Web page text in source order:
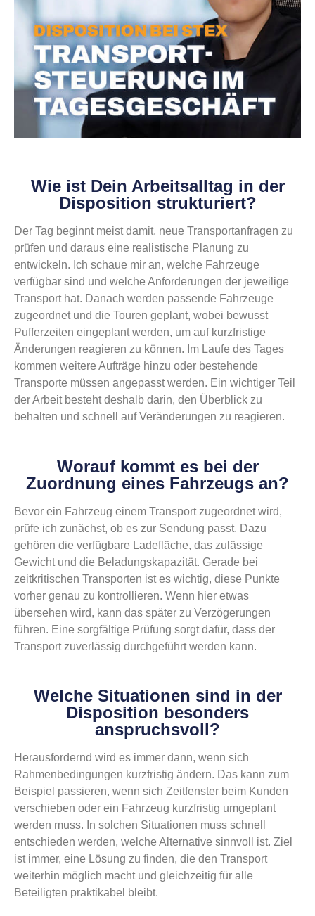
Wie ist Dein Arbeitsalltag in der
Disposition strukturiert?
Der Tag beginnt meist damit, neue Transportanfragen zu
prüfen und daraus eine realistische Planung zu
entwickeln. Ich schaue mir an, welche Fahrzeuge
verfügbar sind und welche Anforderungen der jeweilige
Transport hat. Danach werden passende Fahrzeuge
zugeordnet und die Touren geplant, wobei bewusst
Pufferzeiten eingeplant werden, um auf kurzfristige
Änderungen reagieren zu können. Im Laufe des Tages
kommen weitere Aufträge hinzu oder bestehende
Transporte müssen angepasst werden. Ein wichtiger Teil
der Arbeit besteht deshalb darin, den Überblick zu
behalten und schnell auf Veränderungen zu reagieren.
Worauf kommt es bei der
Zuordnung eines Fahrzeugs an?
Bevor ein Fahrzeug einem Transport zugeordnet wird,
prüfe ich zunächst, ob es zur Sendung passt. Dazu
gehören die verfügbare Ladefläche, das zulässige
Gewicht und die Beladungskapazität. Gerade bei
zeitkritischen Transporten ist es wichtig, diese Punkte
vorher genau zu kontrollieren. Wenn hier etwas
übersehen wird, kann das später zu Verzögerungen
führen. Eine sorgfältige Prüfung sorgt dafür, dass der
Transport zuverlässig durchgeführt werden kann.
Welche Situationen sind in der
Disposition besonders
anspruchsvoll?
Herausfordernd wird es immer dann, wenn sich
Rahmenbedingungen kurzfristig ändern. Das kann zum
Beispiel passieren, wenn sich Zeitfenster beim Kunden
verschieben oder ein Fahrzeug kurzfristig umgeplant
werden muss. In solchen Situationen muss schnell
entschieden werden, welche Alternative sinnvoll ist. Ziel
ist immer, eine Lösung zu finden, die den Transport
weiterhin möglich macht und gleichzeitig für alle
Beteiligten praktikabel bleibt.